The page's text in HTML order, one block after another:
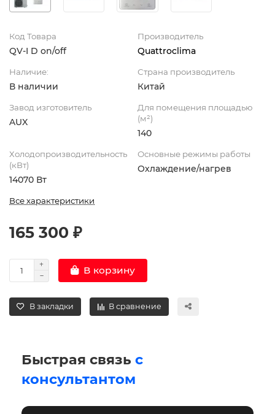
Код Товара
QV-I D on/off
Производитель
Quattroclima
Наличие:
В наличии
Страна производитель
Китай
Завод изготовитель
AUX
Для помещения площадью
(м²)
140
Холодопроизводительность
(кВт)
14070 Вт
Основные режимы работы
Охлаждение/нагрев
Все характеристики
165 300 ₽
В корзину
В закладки В сравнение
Быстрая связь с
консультантом